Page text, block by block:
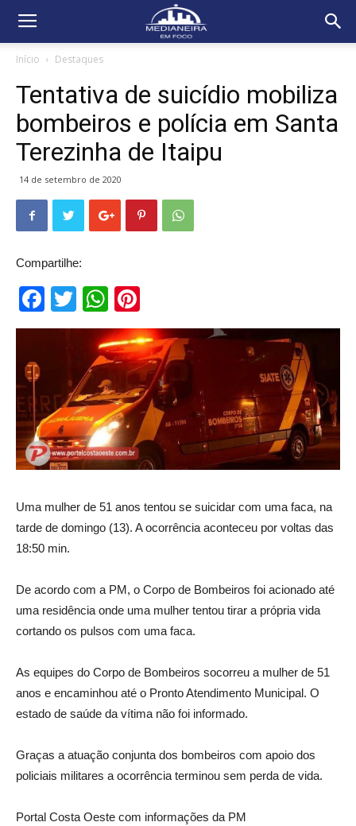
Início Destaques
Tentativa de suicídio mobiliza
bombeiros e polícia em Santa
Terezinha de Itaipu
14 de setembro de 2020
Compartilhe:
Facebook
TwitterWhatsApp
Uma mulher de 51 anos tentou se suicidar com uma faca, na
tarde de domingo (13). A ocorrência aconteceu por voltas das
18:50 min.
De acordo com a PM, o Corpo de Bombeiros foi acionado até
uma residência onde uma mulher tentou tirar a própria vida
cortando os pulsos com uma faca.
As equipes do Corpo de Bombeiros socorreu a mulher de 51
anos e encaminhou até o Pronto Atendimento Municipal. O
estado de saúde da vítima não foi informado.
Graças a atuação conjunta dos bombeiros com apoio dos
policiais militares a ocorrência terminou sem perda de vida.
Portal Costa Oeste com informações da PM